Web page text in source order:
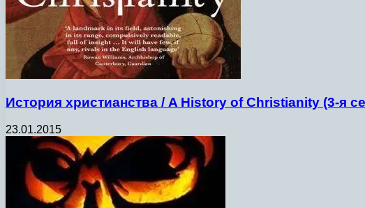
История христианства / A History of Christianity (3-я
23.01.2015